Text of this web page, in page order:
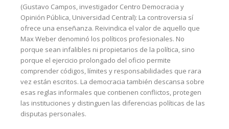
(Gustavo Campos, investigador Centro Democracia y
Opinión Pública, Universidad Central): La controversia sí
ofrece una enseñanza. Reivindica el valor de aquello que
Max Weber denominó los políticos profesionales. No
porque sean infalibles ni propietarios de la política, sino
porque el ejercicio prolongado del oficio permite
comprender códigos, límites y responsabilidades que rara
vez están escritos. La democracia también descansa sobre
esas reglas informales que contienen conflictos, protegen
las instituciones y distinguen las diferencias políticas de las
disputas personales.